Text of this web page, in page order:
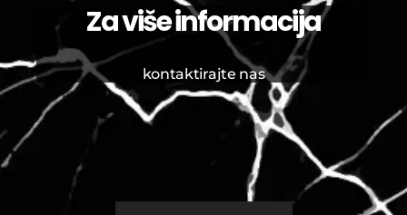
Za više informacija
kontaktirajte nas